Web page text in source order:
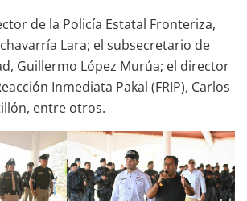
de la Policía Estatal Fronteriza,
Lara; el subsecretario de
Guillermo López Murúa; el director
Inmediata Pakal (FRIP), Carlos
entre otros.